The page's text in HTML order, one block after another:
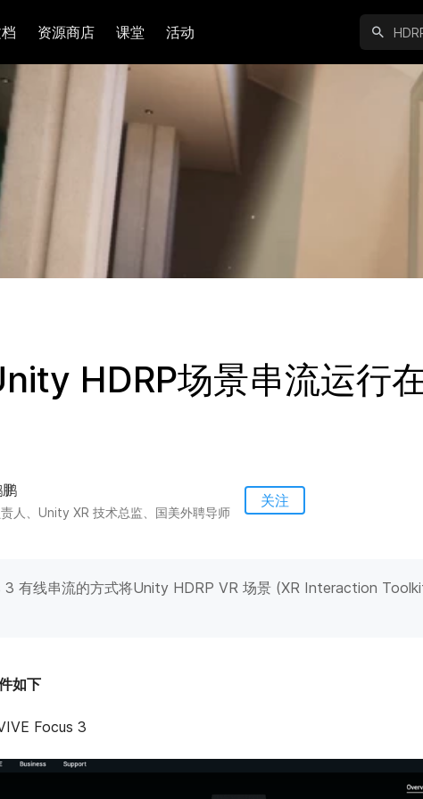
资源商店 课堂 活动
HDRP场景串流运行
人、Unity XR 技术总监、国美外聘导师
关注
3 有线串流的方式将Unity HDRP VR 场景 (XR Interaction
如下
Focus 3